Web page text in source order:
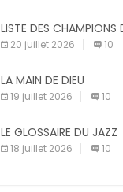
LISTE DES CHAMPIONS
20 juillet 2026 10
LA MAIN DE DIEU
19 juillet 2026 10
LE GLOSSAIRE DU JAZZ
18 juillet 2026 10